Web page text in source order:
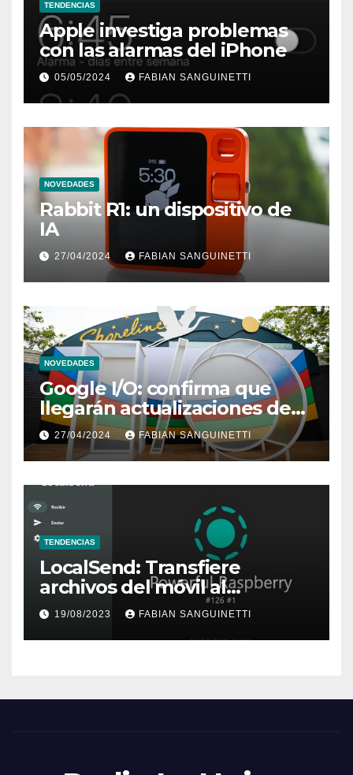
TENDENCIAS
Apple investiga problemas
con las alarmas del iPhone
05/05/2024 FABIAN SANGUINETTI
NOVEDADES
Rabbit R1: un dispositivo de
IA
27/04/2024 FABIAN SANGUINETTI
NOVEDADES
Google I/O: confirma que
llegarán actualizaciones de
Wear OS 5 y Android TV
27/04/2024 FABIAN SANGUINETTI
TENDENCIAS
LocalSend: Transfiere
archivos del móvil al
ordenador, y viceversa
19/08/2023 FABIAN SANGUINETTI